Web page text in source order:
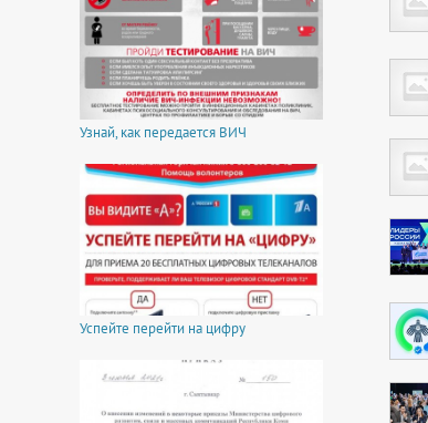
Узнай, как передается ВИЧ
Успейте перейти на цифру